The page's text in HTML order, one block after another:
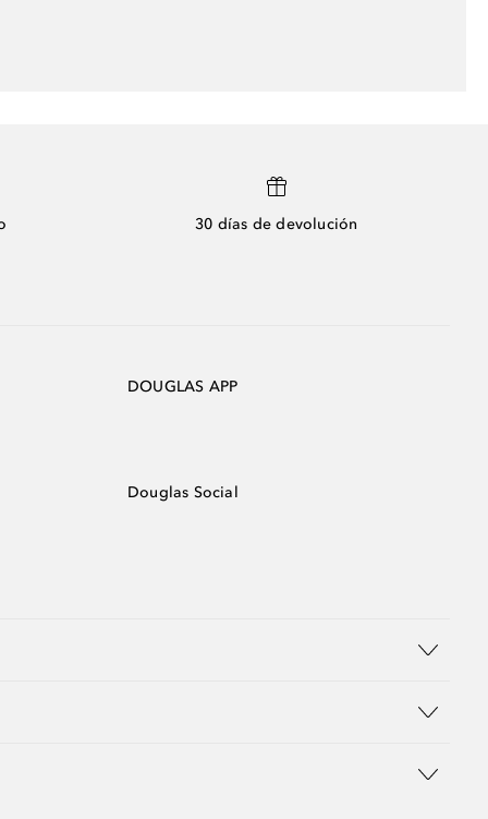
30 días de devolución
DOUGLAS APP
Douglas Social